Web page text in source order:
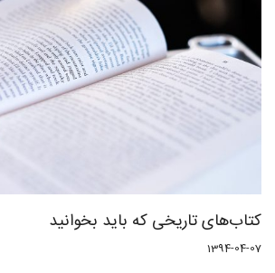
کتاب‌های تاریخی که باید بخوانید
1394-04-07